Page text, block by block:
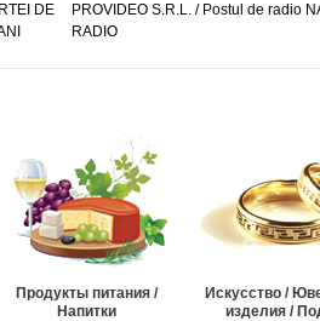
DE
PROVIDEO S.R.L. / Postul de radio
RADIO
Продукты питания /
Напитки
Искусство /
изделия /